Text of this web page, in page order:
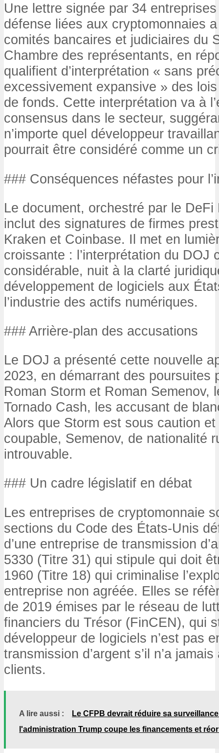
Une lettre signée par 34
défense liées aux cryptomonnaies
comités bancaires et judiciaires du
Chambre des représentants, en
qualifient d’interprétation « sans
excessivement expansive » des
de fonds. Cette interprétation va à
consensus dans le secteur,
n’importe quel développeur
pourrait être considéré comme un
### Conséquences néfastes pour
Le document, orchestré par le
inclut des signatures de firmes
Kraken et Coinbase. Il met en
croissante : l’interprétation du DOJ
considérable, nuit à la clarté
développement de logiciels aux
l’industrie des actifs numériques.
### Arrière-plan des accusations
Le DOJ a présenté cette nouvelle
2023, en démarrant des poursuites
Roman Storm et Roman Semenov,
Tornado Cash, les accusant de
Alors que Storm est sous caution
coupable, Semenov, de nationalité
introuvable.
### Un cadre législatif en débat
Les entreprises de cryptomonnaie
sections du Code des États-Unis
d’une entreprise de transmission
5330 (Titre 31) qui stipule qui doit
1960 (Titre 18) qui criminalise
entreprise non agréée. Elles se
de 2019 émises par le réseau de
financiers du Trésor (FinCEN), qui
développeur de logiciels n’est pas
transmission d’argent s’il n’a
clients.
A lire aussi :
Le CFPB devrait réduire sa
l'administration Trump coupe les financements et